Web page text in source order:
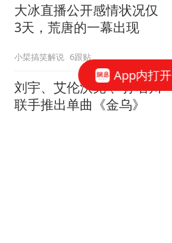
大冰直播公开感情状况仅
3天，荒唐的一幕出现
小梊搞笑解说 6跟贴
刘宇、艾伦沃克 、孙名川
联手推出单曲《金乌》
App内打开